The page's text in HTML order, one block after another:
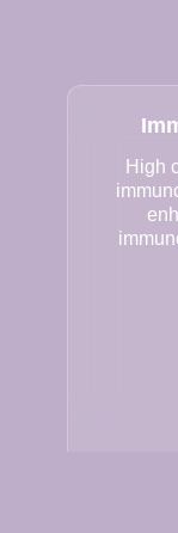
High